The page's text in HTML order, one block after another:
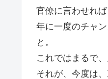
官僚に言わせれ
年に一度のチャ
と。
これではまるで
それが、今度は